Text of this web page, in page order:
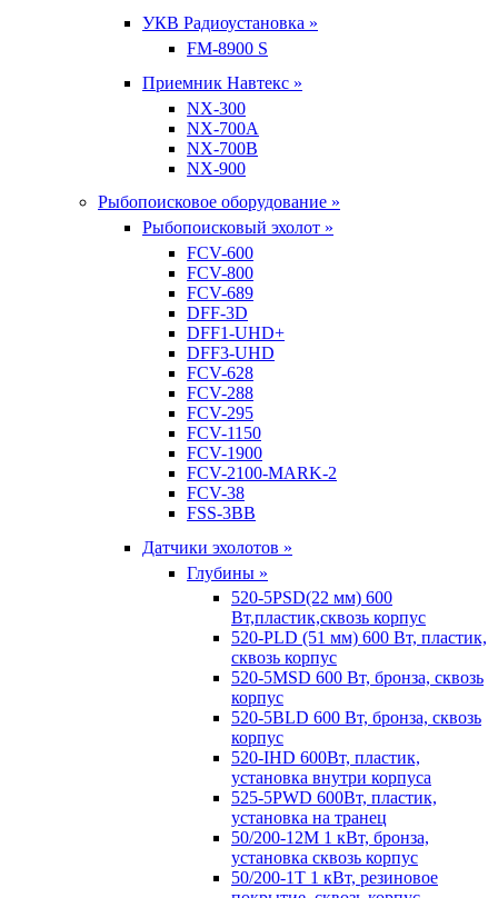
УКВ Радиоустановка »
FM-8900 S
Приемник Навтекс »
NX-300
NX-700A
NX-700B
NX-900
Рыбопоисковое оборудование »
Рыбопоисковый эхолот »
FCV-600
FCV-800
FCV-689
DFF-3D
DFF1-UHD+
DFF3-UHD
FCV-628
FCV-288
FCV-295
FCV-1150
FCV-1900
FCV-2100-MARK-2
FCV-38
FSS-3BB
Датчики эхолотов »
Глубины »
520-5PSD(22 мм) 600
Вт,пластик,сквозь корпус
520-PLD (51 мм) 600 Вт, пластик,
сквозь корпус
520-5MSD 600 Вт, бронза, сквозь
корпус
520-5BLD 600 Вт, бронза, сквозь
корпус
520-IHD 600Вт, пластик,
установка внутри корпуса
525-5PWD 600Вт, пластик,
установка на транец
50/200-12M 1 кВт, бронза,
установка сквозь корпус
50/200-1T 1 кВт, резиновое